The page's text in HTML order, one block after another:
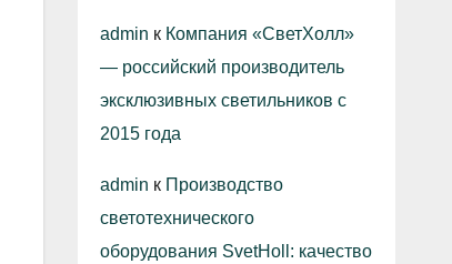
admin к Компания «СветХолл»
— российский производитель
эксклюзивных светильников с
2015 года
admin к Производство
светотехнического
оборудования SvetHoll: качество